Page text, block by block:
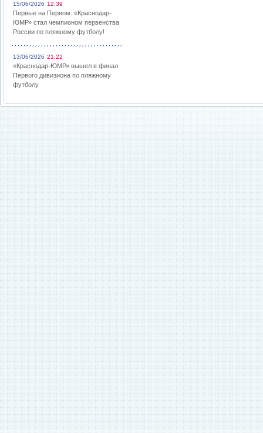
15/06/2026 12:39
Первые на Первом: «Краснодар-
ЮМР» стал чемпионом первенства
России по пляжному футболу!
13/06/2026 21:22
«Краснодар-ЮМР» вышел в финал
Первого дивизиона по пляжному
футболу